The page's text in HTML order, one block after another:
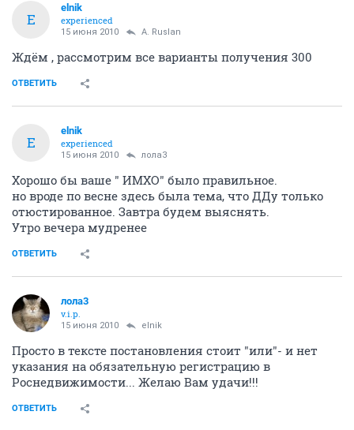
E
elnik
experienced
15 июня 2010 A. Ruslan
Ждём , рассмотрим все варианты получения 300
ОТВЕТИТЬ
E
elnik
experienced
15 июня 2010 лола3
Хорошо бы ваше " ИМХО" было правильное.
но вроде по весне здесь была тема, что ДДу только
отюстированное. Завтра будем выяснять.
Утро вечера мудренее
ОТВЕТИТЬ
лола3
v.i.p.
15 июня 2010 elnik
Просто в тексте постановления стоит "или"- и нет
указания на обязательную регистрацию в
Роснедвижимости... Желаю Вам удачи!!!
ОТВЕТИТЬ